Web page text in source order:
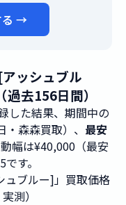
る →
ッシュブル
去156日間）
した結果、期間中の
・森森買取）、 最安
幅は¥40,000（最安
す。
ュブルー]」買取価格
測）